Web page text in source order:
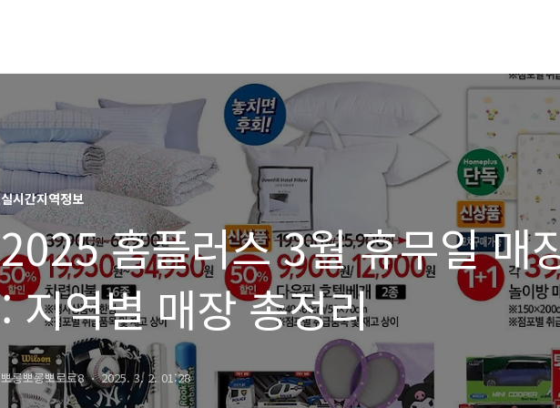
실시간지역정보
2025 홈플러스 3월 휴무일 매
: 지역별 매장 총정리
뽀롱뽀롱뽀로로8 2025. 3. 2. 01:28